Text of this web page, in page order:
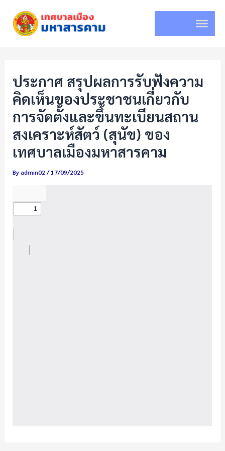
content
ประกาศ สรุปผลการรับฟังความ
คิดเห็นของประชาชนเกี่ยวกับ
การจัดตั้งและขึ้นทะเบียนสถาน
สงเคราะห์สัตว์ (สุนัข) ของ
เทศบาลเมืองมหาสารคาม
Byadmin02/17/09/2025